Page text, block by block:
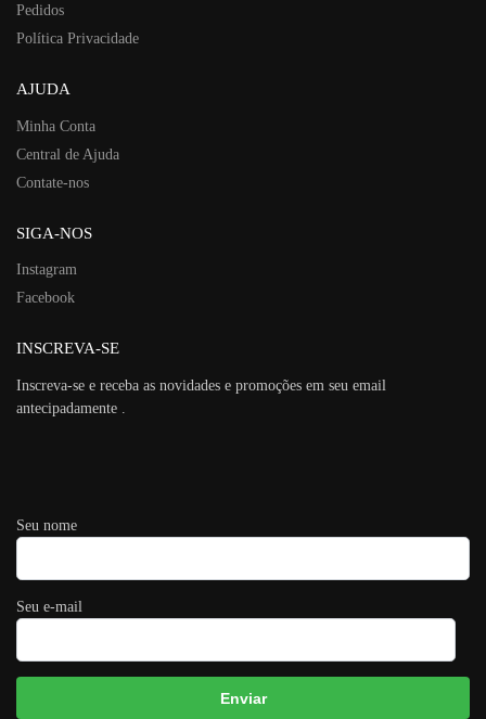
Pedidos
Política Privacidade
AJUDA
Minha Conta
Central de Ajuda
Contate-nos
SIGA-NOS
Instagram
Facebook
INSCREVA-SE
Inscreva-se e receba as novidades e promoções em seu email
antecipadamente .
Seu nome
Seu e-mail